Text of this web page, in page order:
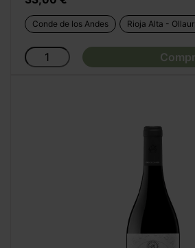
Conde de los Andes Rioja Alta - Ollauri